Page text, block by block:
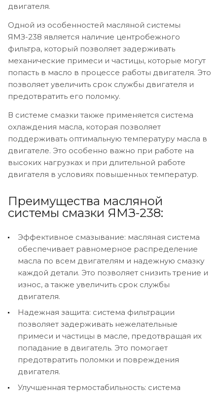
двигателя.
Одной из особенностей масляной системы
ЯМЗ-238 является наличие центробежного
фильтра, который позволяет задерживать
механические примеси и частицы, которые могут
попасть в масло в процессе работы двигателя. Это
позволяет увеличить срок службы двигателя и
предотвратить его поломку.
В системе смазки также применяется система
охлаждения масла, которая позволяет
поддерживать оптимальную температуру масла в
двигателе. Это особенно важно при работе на
высоких нагрузках и при длительной работе
двигателя в условиях повышенных температур.
Преимущества масляной
системы смазки ЯМЗ-238:
Эффективное смазывание: масляная система
обеспечивает равномерное распределение
масла по всем двигателям и надежную смазку
каждой детали. Это позволяет снизить трение и
износ, а также увеличить срок службы
двигателя.
Надежная защита: система фильтрации
позволяет задерживать нежелательные
примеси и частицы в масле, предотвращая их
попадание в двигатель. Это помогает
предотвратить поломки и повреждения
двигателя.
Улучшенная термостабильность: система